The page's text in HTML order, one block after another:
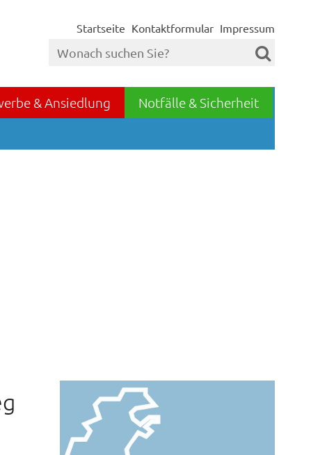
Startseite Kontaktformular Impressum
& Ansiedlung
Notfälle & Sicherheit